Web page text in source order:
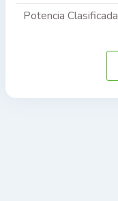
Potencia Clasificada